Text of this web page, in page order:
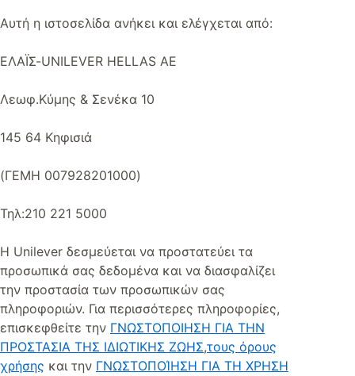
Αυτή η ιστοσελίδα ανήκει και ελέγχεται από:
ΕΛΑΪΣ-UNILEVER HELLAS AE
Λεωφ.Κύμης & Σενέκα 10
145 64 Κηφισιά
(ΓΕΜΗ 007928201000)
Τηλ:210 221 5000
Η Unilever δεσμεύεται να προστατεύει τα
προσωπικά σας δεδομένα και να διασφαλίζει
την προστασία των προσωπικών σας
πληροφοριών. Για περισσότερες πληροφορίες,
επισκεφθείτε την ΓΝΩΣΤΟΠΟΙΗΣΗ ΓΙΑ ΤΗΝ
ΠΡΟΣΤΑΣΙΑ ΤΗΣ ΙΔΙΩΤΙΚΗΣ ΖΩΗΣ,τους όρους
χρήσης και την ΓΝΩΣΤΟΠΟΊΗΣΗ ΓΙΑ ΤΗ ΧΡΗΣΗ